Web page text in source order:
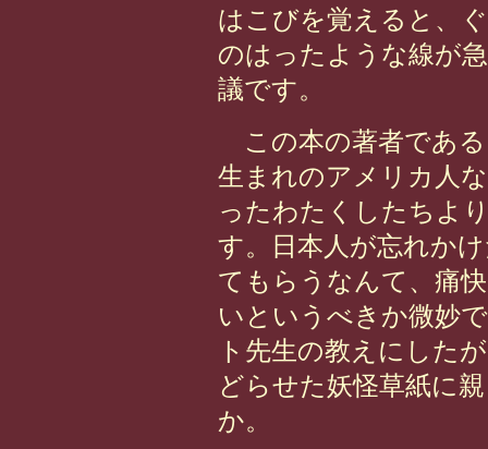
はこびを覚えると、
のはったような線が
議です。
この本の著者であ
生まれのアメリカ人
ったわたくしたちよ
す。日本人が忘れか
てもらうなんて、痛
いというべきか微妙
ト先生の教えにした
どらせた妖怪草紙に
か。